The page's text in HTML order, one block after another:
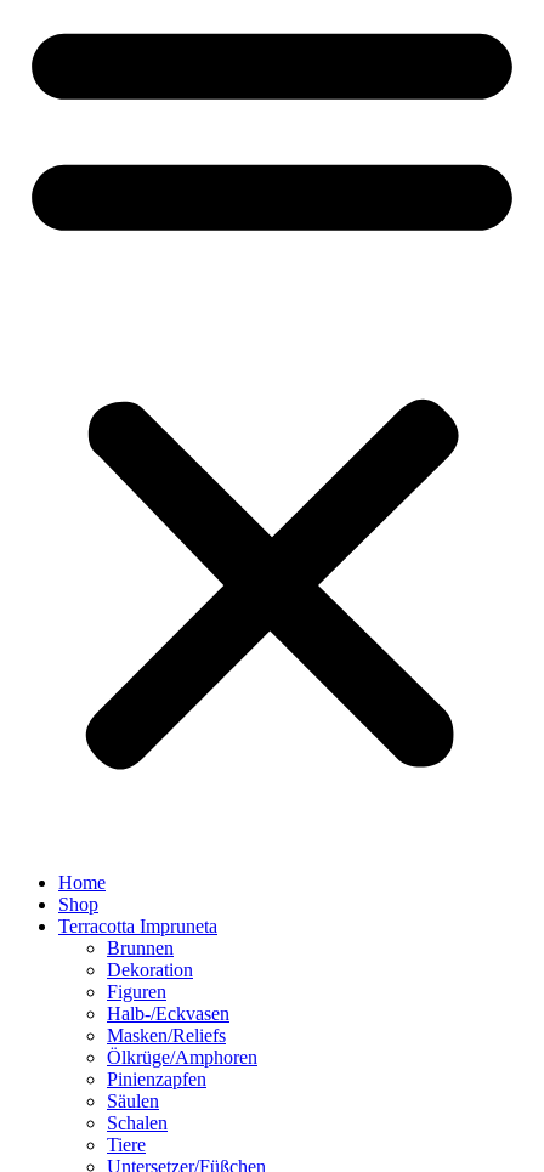
Home
Shop
Terracotta Impruneta
Brunnen
Dekoration
Figuren
Halb-/Eckvasen
Masken/Reliefs
Ölkrüge/Amphoren
Pinienzapfen
Säulen
Schalen
Tiere
Untersetzer/Füßchen